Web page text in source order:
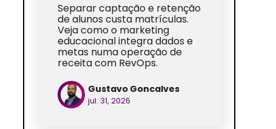
Separar captação e retenção
de alunos custa matrículas.
Veja como o marketing
educacional integra dados e
metas numa operação de
receita com RevOps.
Gustavo Goncalves
jul. 31, 2026